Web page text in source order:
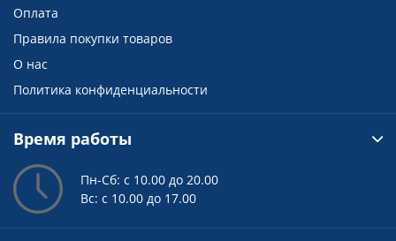
Оплата
Правила покупки товаров
О нас
Политика конфиденциальности
Время работы
Пн-Сб: с 10.00 до 20.00
Вс: с 10.00 до 17.00